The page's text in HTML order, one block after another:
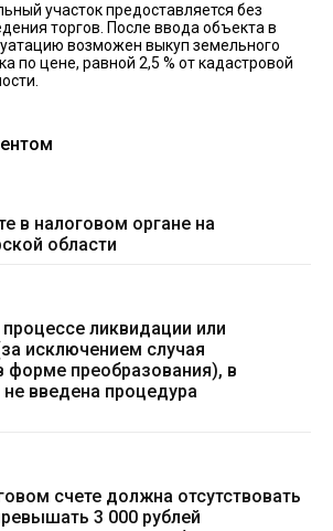
участок предоставляется без
торгов. После ввода объекта в
возможен выкуп земельного
по цене, равной 2,5 % от кадастровой
в налоговом органе на
области
ликвидации или
исключением случая
форме преобразования), в
введена процедура
счете должна отсутствовать
3 000 рублей